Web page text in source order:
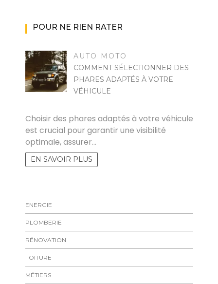
POUR NE RIEN RATER
AUTO MOTO
COMMENT SÉLECTIONNER DES
PHARES ADAPTÉS À VOTRE
VÉHICULE
Choisir des phares adaptés à votre véhicule
est crucial pour garantir une visibilité
optimale, assurer…
EN SAVOIR PLUS
ENERGIE
PLOMBERIE
RÉNOVATION
TOITURE
MÉTIERS